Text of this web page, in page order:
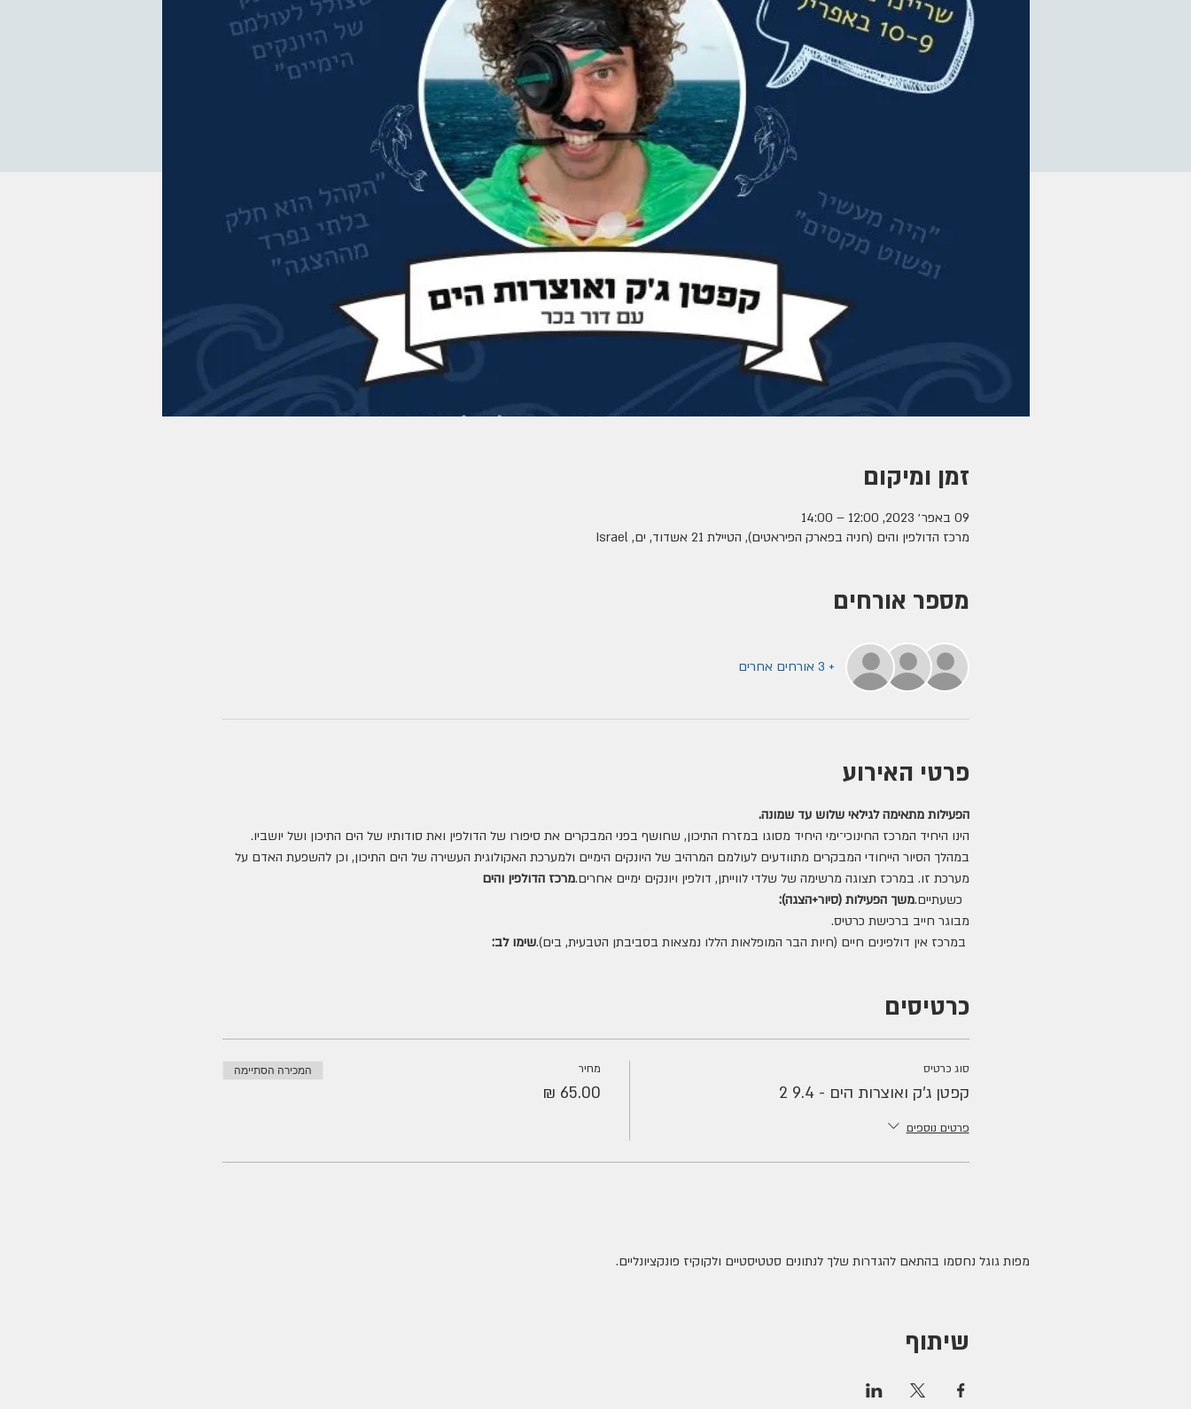
זמן ומיקום
09 באפר׳ 2023, 12:00 – 14:00
מרכז הדולפין והים (חניה בפארק הפיראטים), הטיילת 21 אשדוד, ים, Israel
מספר אורחים
+ 3 אורחים אחרים
פרטי האירוע
הפעילות מתאימה לגילאי שלוש עד שמונה.
הינו היחיד המרכז החינוכי־ימי היחיד מסוגו במזרח התיכון, שחושף בפני המבקרים את סיפורו של הדולפין ואת סודותיו של הים התיכון ושל יושביו.
במהלך הסיור הייחודי המבקרים מתוודעים לעולמם המרהיב של היונקים הימיים ולמערכת האקולוגית העשירה של הים התיכון, וכן להשפעת האדם על
מערכת זו. במרכז תצוגה מרשימה של שלדי לווייתן, דולפין ויונקים ימיים אחרים.מרכז הדולפין והים
משך הפעילות (סיור+הצגה):
מבוגר חייב ברכישת כרטיס.
שימו לב:
כרטיסים
סוג כרטיס
קפטן ג'ק ואוצרות הים - 9.4 2
פרטים נוספים
מחיר המכירה הסתיימה
מפות גוגל נחסמו בהתאם להגדרות שלך לנתונים סטטיסטיים ולקוקיז פונקציונליים.
שיתוף